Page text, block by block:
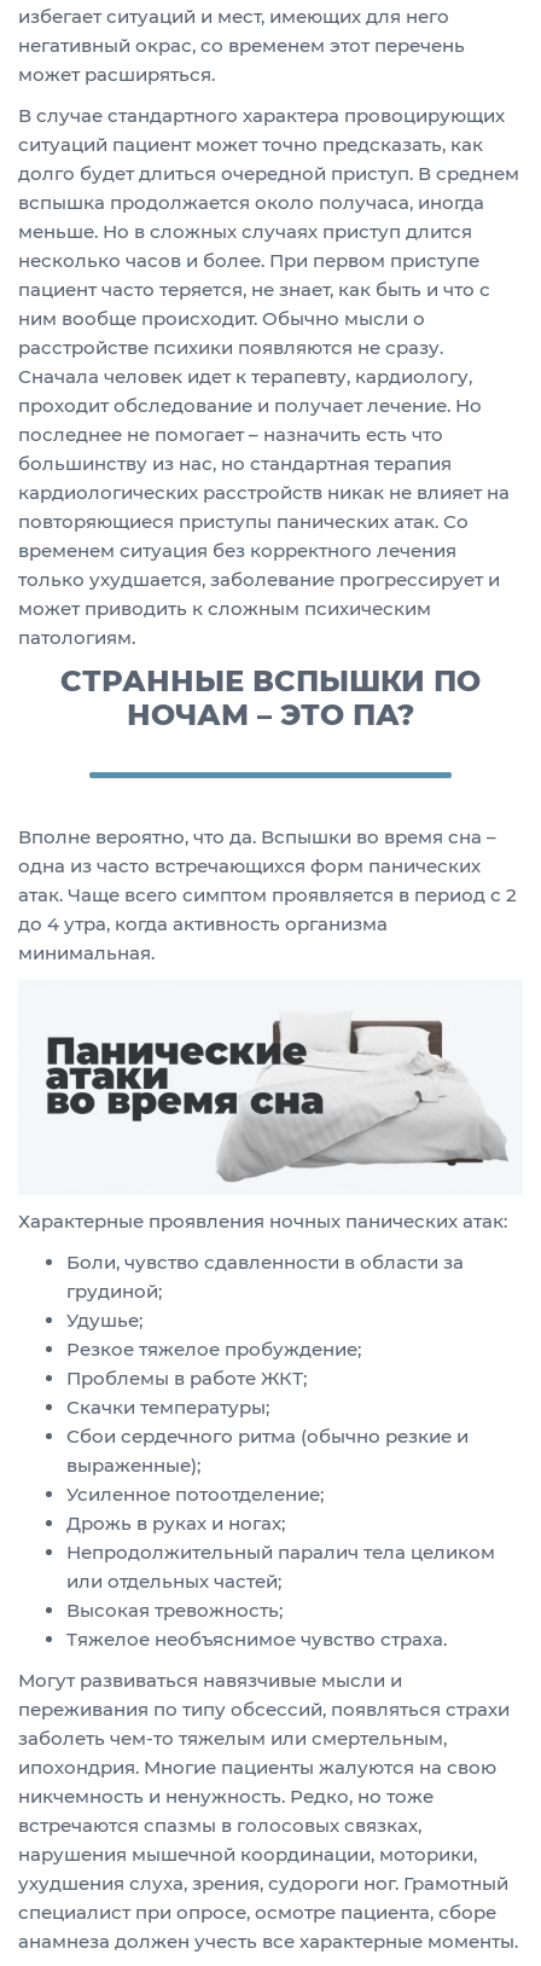
избегает ситуаций и мест, имеющих для него
негативный окрас, со временем этот перечень
может расширяться.
В случае стандартного характера провоцирующих
ситуаций пациент может точно предсказать, как
долго будет длиться очередной приступ. В среднем
вспышка продолжается около получаса, иногда
меньше. Но в сложных случаях приступ длится
несколько часов и более. При первом приступе
пациент часто теряется, не знает, как быть и что с
ним вообще происходит. Обычно мысли о
расстройстве психики появляются не сразу.
Сначала человек идет к терапевту, кардиологу,
проходит обследование и получает лечение. Но
последнее не помогает – назначить есть что
большинству из нас, но стандартная терапия
кардиологических расстройств никак не влияет на
повторяющиеся приступы панических атак. Со
временем ситуация без корректного лечения
только ухудшается, заболевание прогрессирует и
может приводить к сложным психическим
патологиям.
СТРАННЫЕ ВСПЫШКИ ПО
НОЧАМ – ЭТО ПА?
Вполне вероятно, что да. Вспышки во время сна –
одна из часто встречающихся форм панических
атак. Чаще всего симптом проявляется в период с 2
до 4 утра, когда активность организма
минимальная.
Характерные проявления ночных панических атак:
Боли, чувство сдавленности в области за
грудиной;
Удушье;
Резкое тяжелое пробуждение;
Проблемы в работе ЖКТ;
Скачки температуры;
Сбои сердечного ритма (обычно резкие и
выраженные);
Усиленное потоотделение;
Дрожь в руках и ногах;
Непродолжительный паралич тела целиком
или отдельных частей;
Высокая тревожность;
Тяжелое необъяснимое чувство страха.
Могут развиваться навязчивые мысли и
переживания по типу обсессий, появляться страхи
заболеть чем-то тяжелым или смертельным,
ипохондрия. Многие пациенты жалуются на свою
никчемность и ненужность. Редко, но тоже
встречаются спазмы в голосовых связках,
нарушения мышечной координации, моторики,
ухудшения слуха, зрения, судороги ног. Грамотный
специалист при опросе, осмотре пациента, сборе
анамнеза должен учесть все характерные моменты.